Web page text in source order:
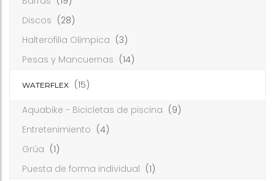
Discos (28)
Halterofilia Olimpica (3)
Pesas y Mancuernas (14)
WATERFLEX (15)
Aquabike - Bicicletas de piscina (9)
Entretenimiento (4)
Grúa (1)
Puesta de forma individual (1)